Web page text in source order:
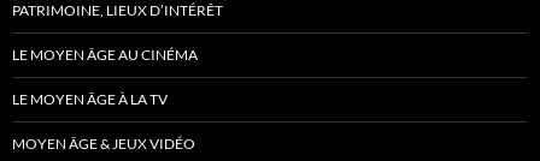
PATRIMOINE, LIEUX D’INTÉRÊT
LE MOYEN ÂGE AU CINÉMA
LE MOYEN ÂGE À LA TV
MOYEN ÂGE & JEUX VIDÉO